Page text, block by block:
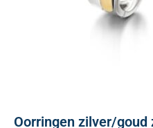
Oorringen zilver/goud